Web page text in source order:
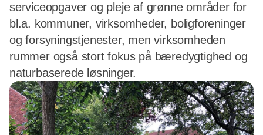
serviceopgaver og pleje af grønne områder for
bl.a. kommuner, virksomheder, boligforeninger
og forsyningstjenester, men virksomheden
rummer også stort fokus på bæredygtighed og
naturbaserede løsninger.